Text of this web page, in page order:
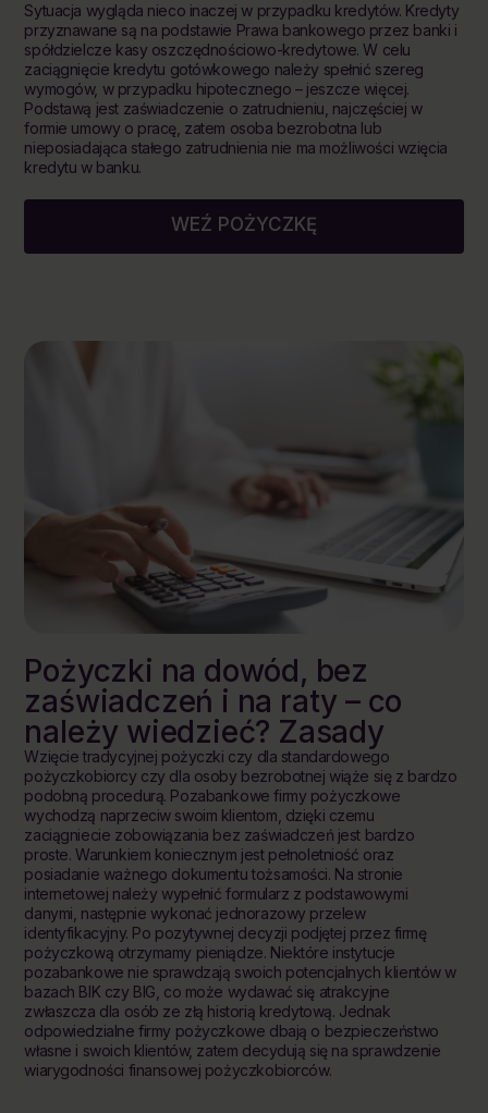
Sytuacja wygląda nieco inaczej w przypadku kredytów. Kredyty
przyznawane są na podstawie Prawa bankowego przez banki i
spółdzielcze kasy oszczędnościowo-kredytowe. W celu
zaciągnięcie kredytu gotówkowego należy spełnić szereg
wymogów, w przypadku hipotecznego – jeszcze więcej.
Podstawą jest zaświadczenie o zatrudnieniu, najczęściej w
formie umowy o pracę, zatem osoba bezrobotna lub
nieposiadająca stałego zatrudnienia nie ma możliwości wzięcia
kredytu w banku.
WEŹ POŻYCZKĘ
Pożyczki na dowód, bez
zaświadczeń i na raty – co
należy wiedzieć? Zasady
Wzięcie tradycyjnej pożyczki czy dla standardowego
pożyczkobiorcy czy dla osoby bezrobotnej wiąże się z bardzo
podobną procedurą. Pozabankowe firmy pożyczkowe
wychodzą naprzeciw swoim klientom, dzięki czemu
zaciągniecie zobowiązania bez zaświadczeń jest bardzo
proste. Warunkiem koniecznym jest pełnoletniość oraz
posiadanie ważnego dokumentu tożsamości. Na stronie
internetowej należy wypełnić formularz z podstawowymi
danymi, następnie wykonać jednorazowy przelew
identyfikacyjny. Po pozytywnej decyzji podjętej przez firmę
pożyczkową otrzymamy pieniądze. Niektóre instytucje
pozabankowe nie sprawdzają swoich potencjalnych klientów w
bazach BIK czy BIG, co może wydawać się atrakcyjne
zwłaszcza dla osób ze złą historią kredytową. Jednak
odpowiedzialne firmy pożyczkowe dbają o bezpieczeństwo
własne i swoich klientów, zatem decydują się na sprawdzenie
wiarygodności finansowej pożyczkobiorców.